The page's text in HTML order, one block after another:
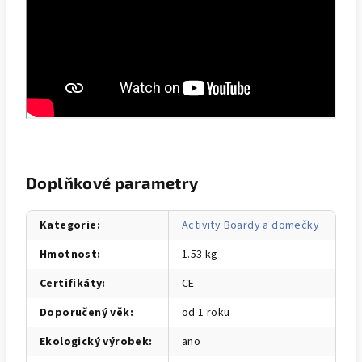
Doplňkové parametry
Kategorie:
Activity Boardy a domečky
Hmotnost:
1.53 kg
Certifikáty:
CE
Doporučený věk:
od 1 roku
Ekologický výrobek:
ano